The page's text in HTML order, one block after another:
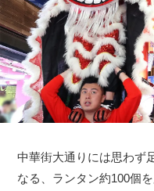
中華街大通りには思わず
なる、ランタン約100個